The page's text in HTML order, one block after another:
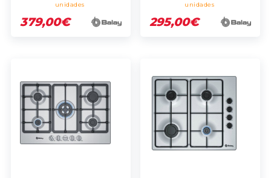
unidades
379,00€
unidades
295,00€